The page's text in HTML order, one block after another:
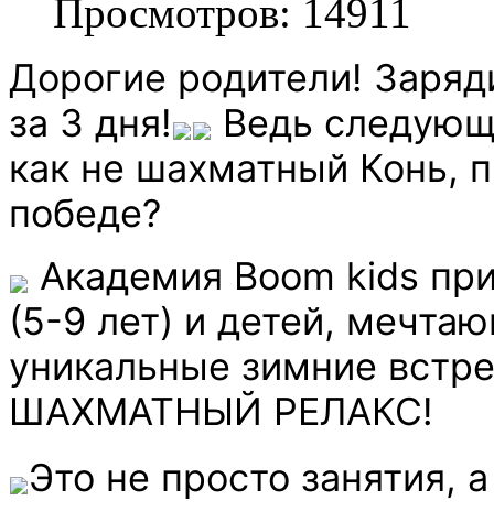
Просмотров: 14911
Дорогие родители!
за 3 дня!
Ведь
как не шахматный Конь,
победе?
Академия Boom kids
(5-9 лет) и детей,
уникальные зимние
ШАХМАТНЫЙ РЕЛАКС!
️Это не просто занятия,